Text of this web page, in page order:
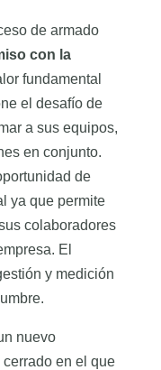
de armado
con la
fundamental
el desafío de
a sus equipos,
en conjunto.
de
ya que permite
colaboradores
El
y medición
nuevo
en el que